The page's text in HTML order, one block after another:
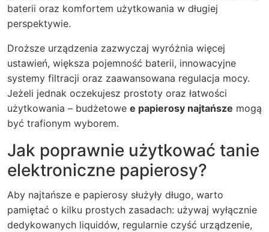
baterii oraz komfortem użytkowania w długiej
perspektywie.
Droższe urządzenia zazwyczaj wyróżnia więcej
ustawień, większa pojemność baterii, innowacyjne
systemy filtracji oraz zaawansowana regulacja mocy.
Jeżeli jednak oczekujesz prostoty oraz łatwości
użytkowania – budżetowe e papierosy najtańsze mogą
być trafionym wyborem.
Jak poprawnie użytkować tanie
elektroniczne papierosy?
Aby najtańsze e papierosy służyły długo, warto
pamiętać o kilku prostych zasadach: używaj wyłącznie
dedykowanych liquidów, regularnie czyść urządzenie,